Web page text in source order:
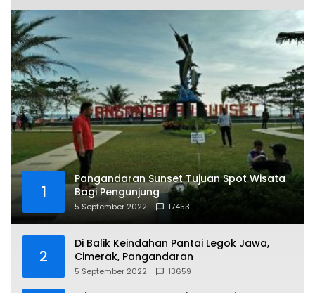
1
Pangandaran Sunset Tujuan Spot Wisata
Bagi Pengunjung
5 September 2022 17453
2
Di Balik Keindahan Pantai Legok Jawa,
Cimerak, Pangandaran
5 September 2022 13659